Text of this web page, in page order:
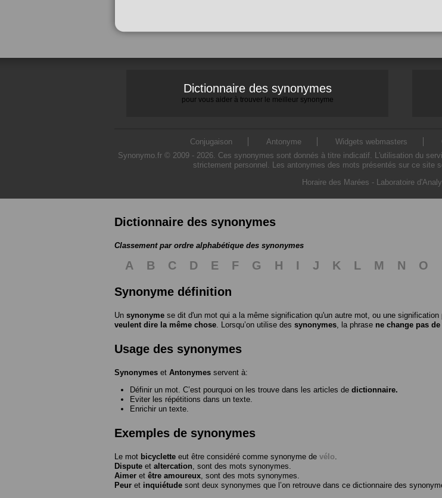
Dictionnaire des synonymes
pour vous aider à trouver le meilleur synonyme
Conjugaison Antonyme Widgets webmasters
Synonymo.fr © 2009 - 2026. Ces synonymes sont donnés à titre indicatif. L'utilisation du
strictement personnel. Les antonymes des mots présentés sur ce site
Horaire des Marées - Laboratoire
Dictionnaire des synonymes
Classement par ordre alphabétique des synonymes
A B C D E F G H I J K L M N O
Synonyme définition
Un synonyme se dit d'un mot qui a la même signification qu'un autre mot, ou une signification
veulent dire la même chose . Lorsqu’on utilise des synonymes , la phrase ne change pas
Usage des synonymes
Synonymes et Antonymes servent à:
Définir un mot. C’est pourquoi on les trouve dans les articles de dictionnaire.
Eviter les répétitions dans un texte.
Enrichir un texte.
Exemples de synonymes
Le mot bicyclette eut être considéré comme synonyme de vélo
Dispute et altercation , sont des mots synonymes.
Aimer et être amoureux , sont des mots synonymes.
Peur et inquiétude sont deux synonymes que l’on retrouve dans ce dictionnaire des